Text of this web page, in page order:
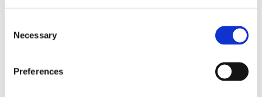
Selection
Necessary
Preferences